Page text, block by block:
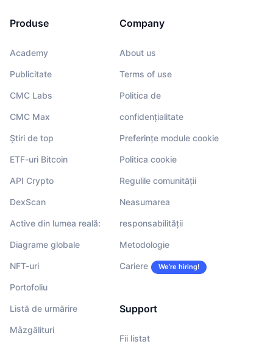
Produse
Academy
Publicitate
CMC Labs
CMC Max
Știri de top
ETF-uri Bitcoin
API Crypto
DexScan
Active din lumea reală:
Diagrame globale
NFT-uri
Portofoliu
Listă de urmărire
Mâzgălituri
Company
About us
Terms of use
Politica de
confidențialitate
Preferințe module cookie
Politica cookie
Regulile comunității
Neasumarea
responsabilității
Metodologie
Cariere We’re hiring!
Support
Fii listat